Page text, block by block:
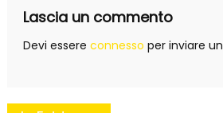
Lascia un commento
Devi essere connesso per inviare